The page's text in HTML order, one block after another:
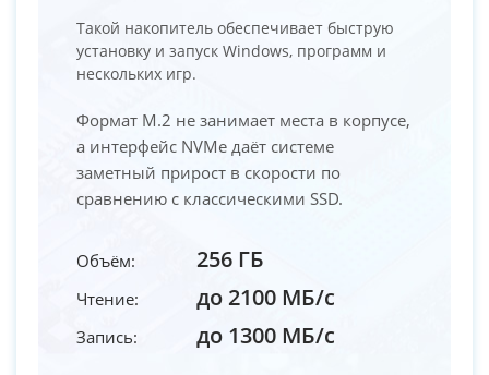
Такой накопитель обеспечивает быструю
установку и запуск Windows, программ и
нескольких игр.
Формат M.2 не занимает места в корпусе,
а интерфейс NVMe даёт системе
заметный прирост в скорости по
сравнению с классическими SSD.
Объём: 256 ГБ
Чтение: до 2100 МБ/с
Запись: до 1300 МБ/с